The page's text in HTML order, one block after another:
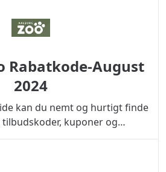
Rabatkode-August
2024
kan du nemt og hurtigt finde
kuponer og
en Aalborg Zoo rabatkode
og du kan nemt få dybe
Rabatkoder i gråt kan også